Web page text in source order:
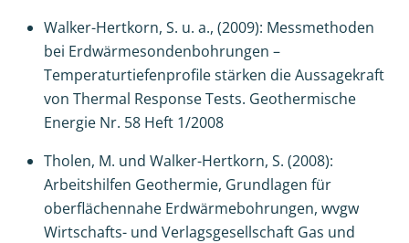
Walker-Hertkorn, S. u. a., (2009): Messmethoden
bei Erdwärmesondenbohrungen –
Temperaturtiefenprofile stärken die Aussagekraft
von Thermal Response Tests. Geothermische
Energie Nr. 58 Heft 1/2008
Tholen, M. und Walker-Hertkorn, S. (2008):
Arbeitshilfen Geothermie, Grundlagen für
oberflächennahe Erdwärmebohrungen, wvgw
Wirtschafts- und Verlagsgesellschaft Gas und